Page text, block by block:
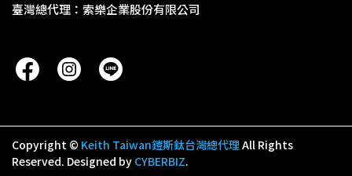
臺灣總代理：索樂企業股份有限公司
Copyright © Keith Taiwan鎧斯鈦台灣總代理All Rights
Reserved. Designed by CYBERBIZ.